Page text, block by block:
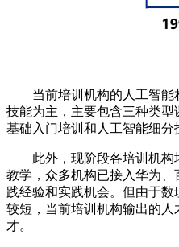
当前培训机构的人工智能
技能为主，主要包含三种类型
基础入门培训和人工智能细分
此外，现阶段各培训机构
教学，众多机构已接入华为
践经验和实践机会。但由于
较短，当前培训机构输出的人
才。